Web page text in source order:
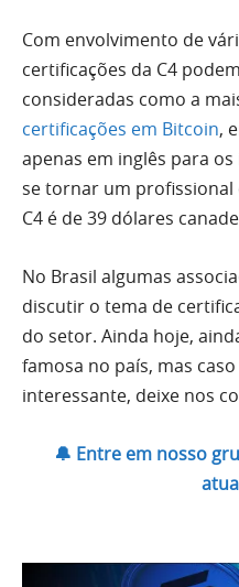
Com envolvimento de
certificações da C4
consideradas como a
certificações em Bitcoin,
apenas em inglês para
se tornar um
C4 é de 39 dólares
No Brasil algumas
discutir o tema de
do setor. Ainda hoje,
famosa no país, mas
interessante, deixe nos
🔔 Entre em nosso